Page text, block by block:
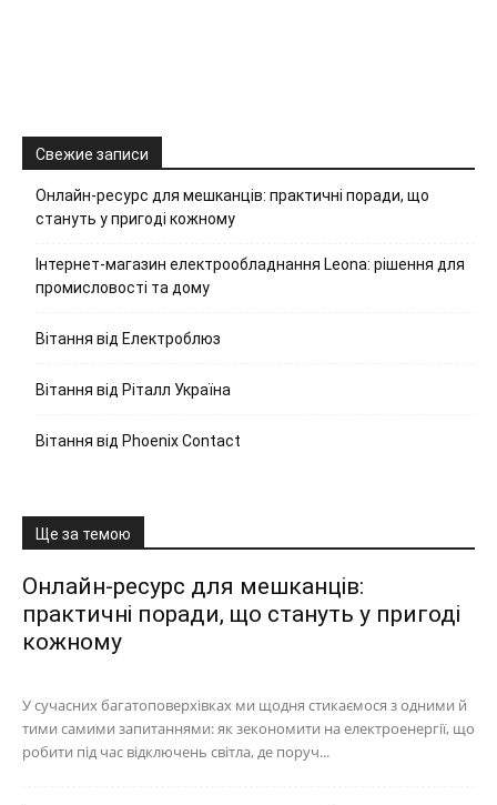
Свежие записи
Онлайн-ресурс для мешканців: практичні поради, що
стануть у пригоді кожному
Інтернет-магазин електрообладнання Leona: рішення для
промисловості та дому
Вітання від Електроблюз
Вітання від Ріталл Україна
Вітання від Phoenix Contact
Ще за темою
Онлайн-ресурс для мешканців:
практичні поради, що стануть у пригоді
кожному
У сучасних багатоповерхівках ми щодня стикаємося з одними й
тими самими запитаннями: як зекономити на електроенергії, що
робити під час відключень світла, де поруч...